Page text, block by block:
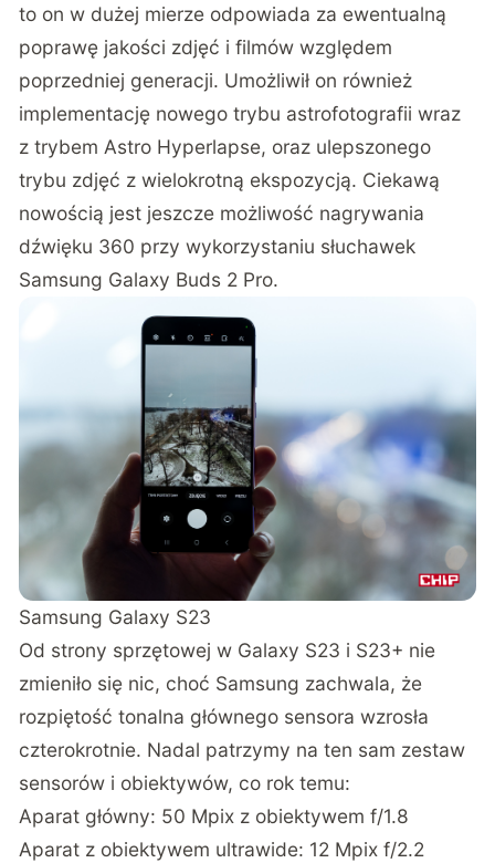
to on w dużej mierze odpowiada za ewentualną
poprawę jakości zdjęć i filmów względem
poprzedniej generacji. Umożliwił on również
implementację nowego trybu astrofotografii wraz
z trybem Astro Hyperlapse, oraz ulepszonego
trybu zdjęć z wielokrotną ekspozycją. Ciekawą
nowością jest jeszcze możliwość nagrywania
dźwięku 360 przy wykorzystaniu słuchawek
Samsung Galaxy Buds 2 Pro.
Samsung Galaxy S23
Od strony sprzętowej w Galaxy S23 i S23+ nie
zmieniło się nic, choć Samsung zachwala, że
rozpiętość tonalna głównego sensora wzrosła
czterokrotnie. Nadal patrzymy na ten sam zestaw
sensorów i obiektywów, co rok temu:
Aparat główny: 50 Mpix z obiektywem f/1.8
Aparat z obiektywem ultrawide: 12 Mpix f/2.2